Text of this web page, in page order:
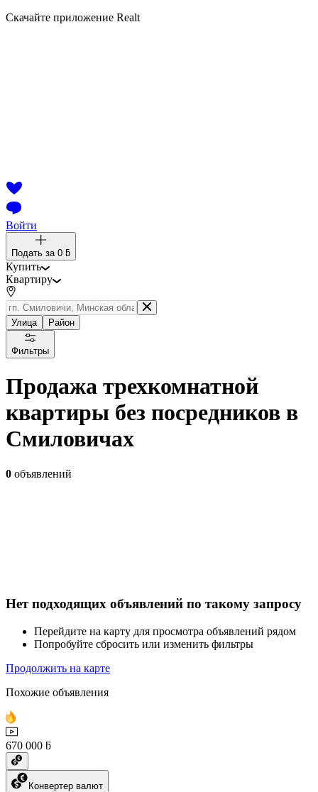
Скачайте приложение Realt
Войти
Подать за 0 ƃ
Купить
Квартиру
Улица Район
Фильтры
Продажа трехкомнатной
квартиры без посредников в
Смиловичах
0 объявлений
Нет подходящих объявлений по такому запросу
Перейдите на карту для просмотра объявлений рядом
Попробуйте сбросить или изменить фильтры
Продолжить на карте
Похожие объявления
670 000 ƃ
Конвертер валют